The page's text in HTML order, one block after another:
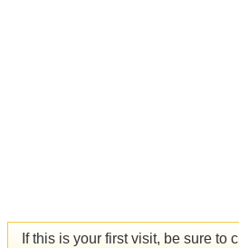
If this is your first visit, be sure to